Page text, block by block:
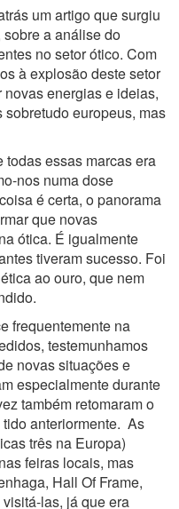
um artigo que surgiu
a análise do
no setor ótico. Com
à explosão deste setor
energias e ideias,
europeus, mas
essas marcas era
nos numa dose
é certa, o panorama
que novas
ótica. É igualmente
tiveram sucesso. Foi
ao ouro, que nem
frequentemente na
testemunhamos
novas situações e
especialmente durante
também retomaram o
anteriormente. As
três na Europa)
feiras locais, mas
Hall Of Frame,
las, já que era